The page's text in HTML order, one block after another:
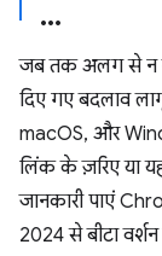
जब तक अलग से न
दिए गए बदलाव
macOS, और
लिंक के ज़रिए या
जानकारी पाएं
2024 से बीटा